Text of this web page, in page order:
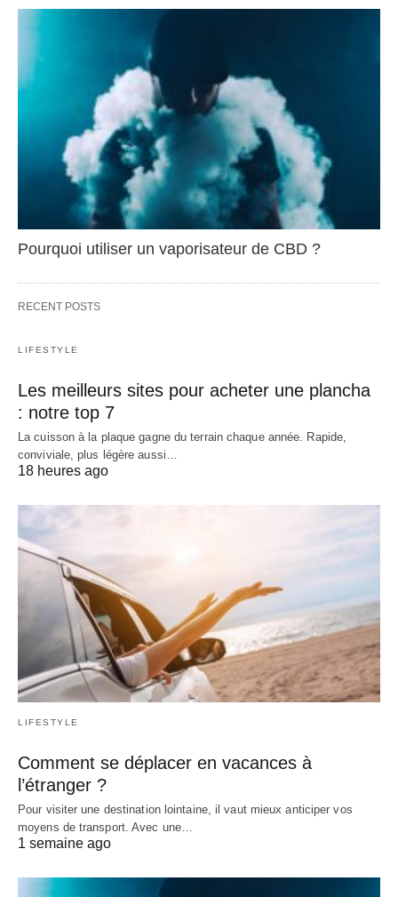
Pourquoi utiliser un vaporisateur de CBD ?
RECENT POSTS
LIFESTYLE
Les meilleurs sites pour acheter une plancha
: notre top 7
La cuisson à la plaque gagne du terrain chaque année. Rapide,
conviviale, plus légère aussi…
18 heures ago
LIFESTYLE
Comment se déplacer en vacances à
l’étranger ?
Pour visiter une destination lointaine, il vaut mieux anticiper vos
moyens de transport. Avec une…
1 semaine ago